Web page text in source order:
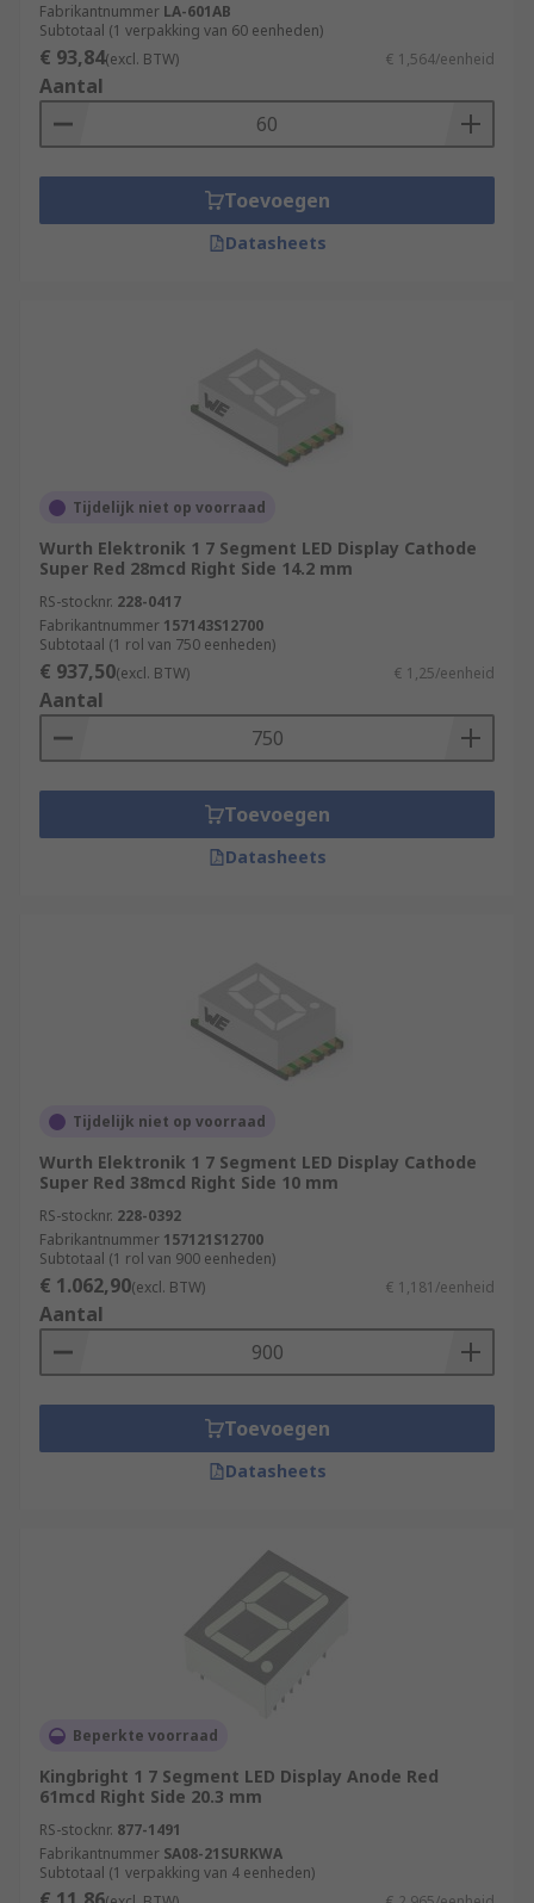
Fabrikantnummer LA-601AB
Subtotaal (1 verpakking van 60 eenheden)
€ 93,84(excl. BTW) € 1,564/eenheid
Aantal
Toevoegen
Datasheets
Tijdelijk niet op voorraad
Wurth Elektronik 1 7 Segment LED Display Cathode
Super Red 28mcd Right Side 14.2 mm
RS-stocknr. 228-0417
Fabrikantnummer 157143S12700
Subtotaal (1 rol van 750 eenheden)
€ 937,50(excl. BTW) € 1,25/eenheid
Aantal
Toevoegen
Datasheets
Tijdelijk niet op voorraad
Wurth Elektronik 1 7 Segment LED Display Cathode
Super Red 38mcd Right Side 10 mm
RS-stocknr. 228-0392
Fabrikantnummer 157121S12700
Subtotaal (1 rol van 900 eenheden)
€ 1.062,90(excl. BTW) € 1,181/eenheid
Aantal
Toevoegen
Datasheets
Beperkte voorraad
Kingbright 1 7 Segment LED Display Anode Red
61mcd Right Side 20.3 mm
RS-stocknr. 877-1491
Fabrikantnummer SA08-21SURKWA
Subtotaal (1 verpakking van 4 eenheden)